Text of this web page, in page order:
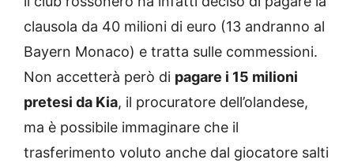
clausola da 40 milioni di euro (13 andranno al
Bayern Monaco) e tratta sulle commessioni.
Non accetterà però di pagare i 15 milioni
pretesi da Kia, il procuratore dell’olandese,
ma è possibile immaginare che il
trasferimento voluto anche dal giocatore salti